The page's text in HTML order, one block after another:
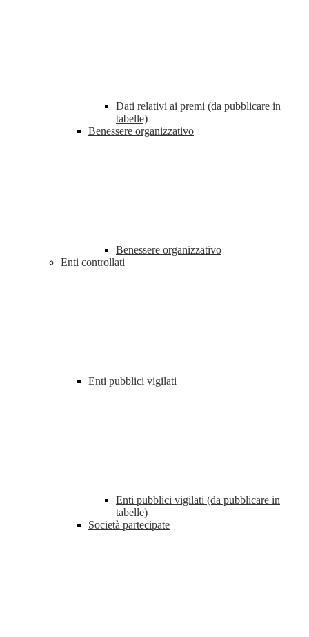
Dati relativi ai premi (da pubblicare in
tabelle)
Benessere organizzativo
Benessere organizzativo
Enti controllati
Enti pubblici vigilati
Enti pubblici vigilati (da pubblicare in
tabelle)
Società partecipate